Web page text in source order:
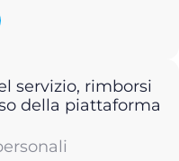
servizio, rimborsi
della piattaforma